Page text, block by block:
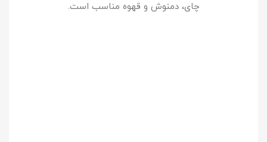
چای، دمنوش و قهوه مناسب است.